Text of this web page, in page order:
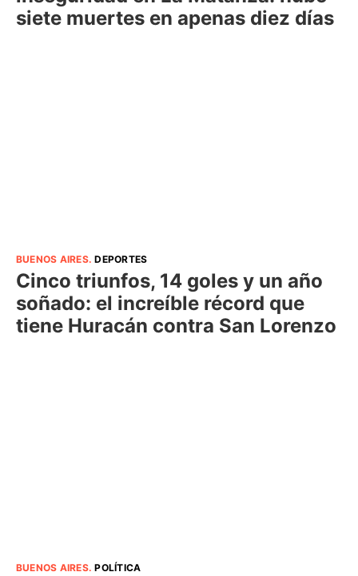
siete muertes en apenas diez días
BUENOS AIRES.DEPORTES
Cinco triunfos, 14 goles y un año
soñado: el increíble récord que
tiene Huracán contra San Lorenzo
BUENOS AIRES.POLÍTICA